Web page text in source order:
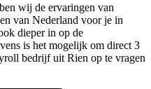
wij de ervaringen van
van Nederland voor je in
dieper in op de
is het mogelijk om direct 3
bedrijf uit Rien op te vragen